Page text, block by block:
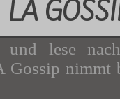
LA
lese
Gossip